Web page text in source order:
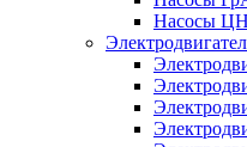
Насосы ЦН